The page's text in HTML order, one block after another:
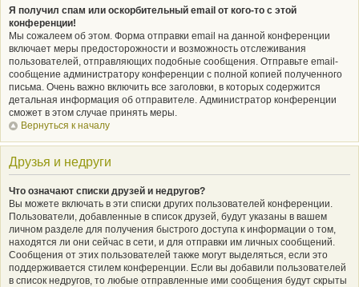
Я получил спам или оскорбительный email от кого-то с этой
конференции!
Мы сожалеем об этом. Форма отправки email на данной конференции
включает меры предосторожности и возможность отслеживания
пользователей, отправляющих подобные сообщения. Отправьте email-
сообщение администратору конференции с полной копией полученного
письма. Очень важно включить все заголовки, в которых содержится
детальная информация об отправителе. Администратор конференции
сможет в этом случае принять меры.
Вернуться к началу
Друзья и недруги
Что означают списки друзей и недругов?
Вы можете включать в эти списки других пользователей конференции.
Пользователи, добавленные в список друзей, будут указаны в вашем
личном разделе для получения быстрого доступа к информации о том,
находятся ли они сейчас в сети, и для отправки им личных сообщений.
Сообщения от этих пользователей также могут выделяться, если это
поддерживается стилем конференции. Если вы добавили пользователей
в список недругов, то любые отправленные ими сообщения будут скрыты